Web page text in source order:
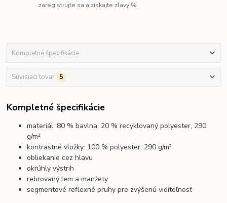
zaregistrujte sa a získajte zľavy %
Kompletné špecifikácie
Súvisiaci tovar 5
Kompletné špecifikácie
materiál: 80 % bavlna, 20 % recyklovaný polyester, 290
g/m²
kontrastné vložky: 100 % polyester, 290 g/m²
obliekanie cez hlavu
okrúhly výstrih
rebrovaný lem a manžety
segmentové reflexné pruhy pre zvýšenú viditeľnosť